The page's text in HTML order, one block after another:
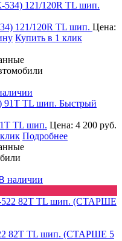
121/120R TL шип. Цена:
Купить в 1 клик
Быстрый
TL шип. Цена: 4 200 руб.
Подробнее
наличии
82T TL шип. (СТАРШЕ 5